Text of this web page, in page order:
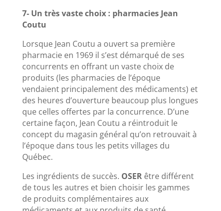
7- Un très vaste choix : pharmacies Jean
Coutu
Lorsque Jean Coutu a ouvert sa première
pharmacie en 1969 il s’est démarqué de ses
concurrents en offrant un vaste choix de
produits (les pharmacies de l’époque
vendaient principalement des médicaments) et
des heures d’ouverture beaucoup plus longues
que celles offertes par la concurrence. D’une
certaine façon, Jean Coutu a réintroduit le
concept du magasin général qu’on retrouvait à
l’époque dans tous les petits villages du
Québec.
Les ingrédients de succès. OSERêtre différent
de tous les autres et bien choisir les gammes
de produits complémentaires aux